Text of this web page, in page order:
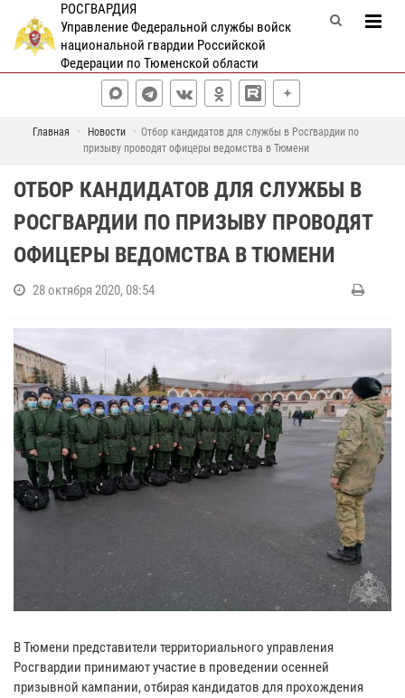
РОСГВАРДИЯ
Управление Федеральной службы войск
национальной гвардии Российской
Федерации по Тюменской области
Главная Новости
Отбор кандидатов для службы в Росгвардии по
призыву проводят офицеры ведомства в Тюмени
ОТБОР КАНДИДАТОВ ДЛЯ СЛУЖБЫ В
РОСГВАРДИИ ПО ПРИЗЫВУ ПРОВОДЯТ
ОФИЦЕРЫ ВЕДОМСТВА В ТЮМЕНИ
28 октября 2020, 08:54
В Тюмени представители территориального управления
Росгвардии принимают участие в проведении осенней
призывной кампании, отбирая кандидатов для прохождения